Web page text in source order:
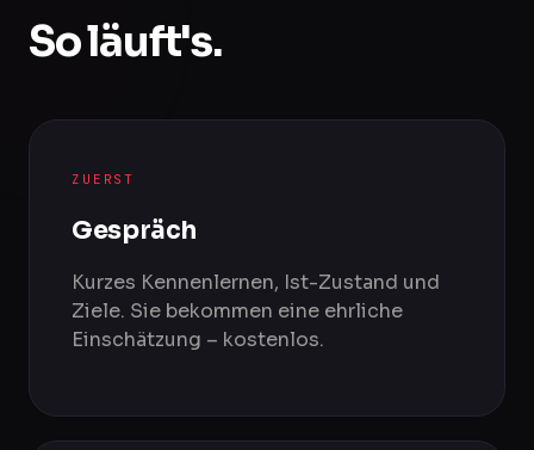
So läuft's.
ZUERST
Gespräch
Kurzes Kennenlernen, Ist-Zustand und
Ziele. Sie bekommen eine ehrliche
Einschätzung – kostenlos.